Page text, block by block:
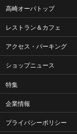
高崎オーパトップ
レストラン＆カフェ
アクセス・パーキング
ショップニュース
特集
企業情報
プライバシーポリシー